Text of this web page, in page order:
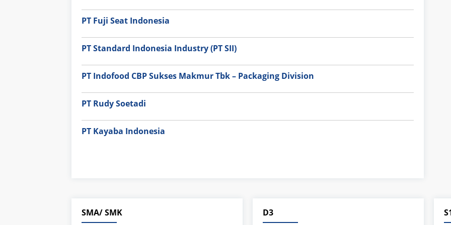
PT Fuji Seat Indonesia
PT Standard Indonesia Industry (PT SII)
PT Indofood CBP Sukses Makmur Tbk – Packaging Division
PT Rudy Soetadi
PT Kayaba Indonesia
SMA/ SMK D3